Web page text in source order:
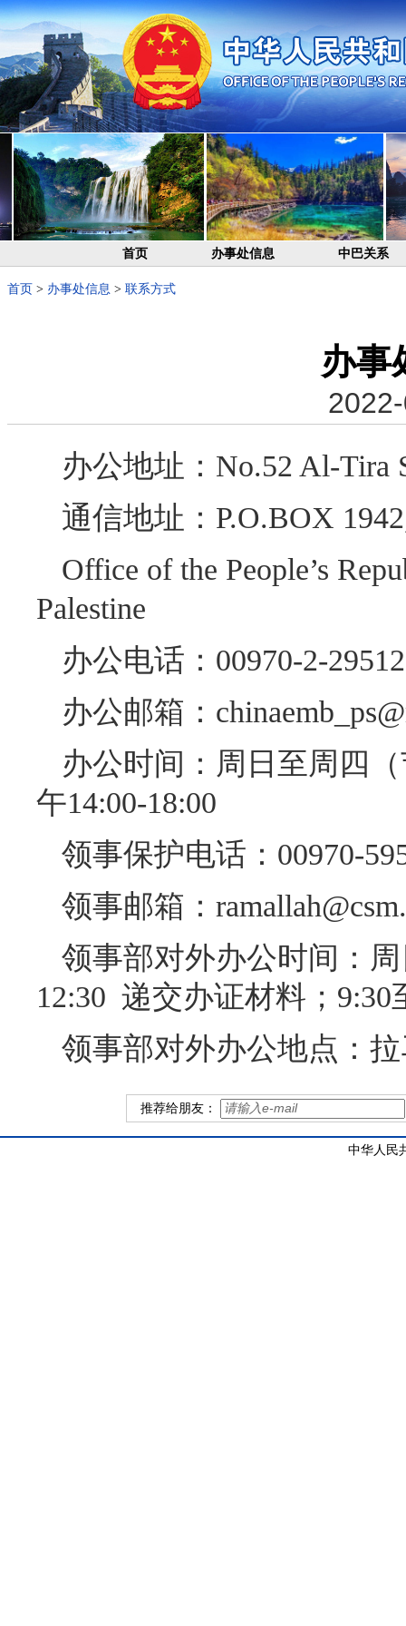
首页 办事处信息 中巴关系
首页 > 办事处信息 > 联系方式
办事
办公地址：No.52 Al-
通信地址：P.O.BOX
Office of the People’s
Palestine
办公电话：00970-2-
办公邮箱：
办公时间：周日至周四
午14:00-18:00
领事保护电话：00970-
领事邮箱：
领事部对外办公时间：
12:30 递交办证材料；9:30
领事部对外办公地点：
推荐给朋友：
中华人民